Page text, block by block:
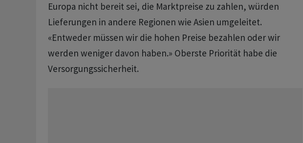
Europa nicht bereit sei, die Marktpreise zu zahlen, würden
Lieferungen in andere Regionen wie Asien umgeleitet.
«Entweder müssen wir die hohen Preise bezahlen oder wir
werden weniger davon haben.» Oberste Priorität habe die
Versorgungssicherheit.